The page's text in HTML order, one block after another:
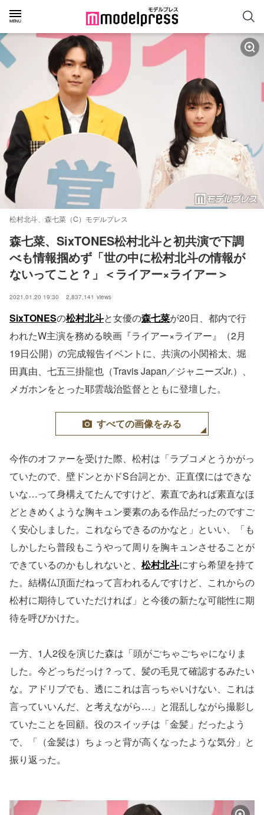
松村北斗、森七菜（C）モデルプレス
森七菜、SixTONES松村北斗と初共演で下調
べも情報掴めず「世の中に松村北斗の情報が
ないってこと？」＜ライアー×ライアー＞
2021.01.20 19:30 2,837,141 views
SixTONESの松村北斗と女優の森七菜が20日、都内で行
われたW主演を務める映画『ライアー×ライアー』（2月
19日公開）の完成報告イベントに、共演の小関裕太、堀
田真由、七五三掛龍也（Travis Japan／ジャニーズJr.）、
メガホンをとった耶雲哉治監督とともに登壇した。
すべての画像をみる
今作のオファーを受けた際、松村は「ラブコメとうかがっ
ていたので、壁ドンとかドS台詞とか、正直僕にはできな
いな…って身構えてたんですけど、素直であれば素直なほ
どときめくような胸キュン要素のある作品だったのですご
く安心しました。これならできるのかなと」といい、「も
しかしたら普段もこうやって周りを胸キュンさせることが
できているのかもしれないと、 松村北斗にすら希望を持て
た。結構仏頂面だねって言われるんですけど、これからの
松村に期待していただければ」と今後の新たな可能性に期
待を呼びかけた。
一方、1人2役を演じた森は「頭がごちゃごちゃになりま
した。今どっちだっけ？って、髪の毛見て確認するみたい
な。アドリブでも、透にこれは言っちゃいけない、これは
言っていいんだ、と考えながら…」と混乱しながら撮影し
ていたことを回顧。役のスイッチは「金髪」だったよう
で、「（金髪は）ちょっと背が高くなったような気分」と
振り返った。